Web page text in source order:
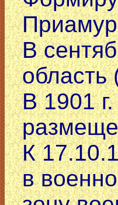
В
В 1901
К
в